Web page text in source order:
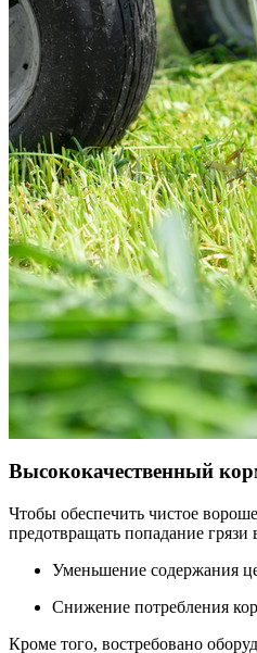
Высококачественный
Чтобы обеспечить чистое
предотвращать попадание
Уменьшение содержания
Снижение потребления
Кроме того, востребовано